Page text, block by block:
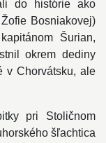
do histórie ako
Bosniakovej)
Šurian,
okrem dediny
v Chorvátsku, ale
pri Stoličnom
šľachtica